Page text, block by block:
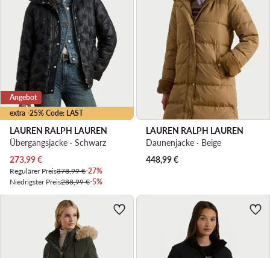
extra -25% Code: LAST
Angebot
LAUREN RALPH LAUREN
Übergangsjacke · Schwarz
Aktueller Preis
273,99€
Regulärer Preis378,99 €-27%
Niedrigster Preis288,99 €-5%
LAUREN RALPH LAUREN
Daunenjacke · Beige
448,99€